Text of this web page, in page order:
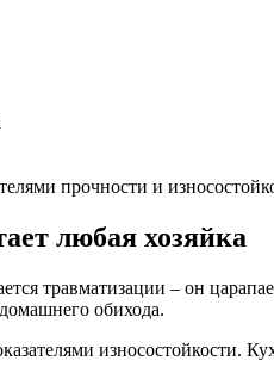
прочности и
любая хозяйка
травматизации – он
обихода.
износостойкости.